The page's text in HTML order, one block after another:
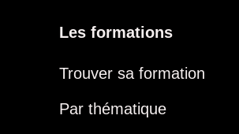
Les formations
Trouver sa formation
Par thématique